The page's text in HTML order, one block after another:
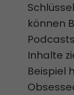
können
Inhalte
Beispiel